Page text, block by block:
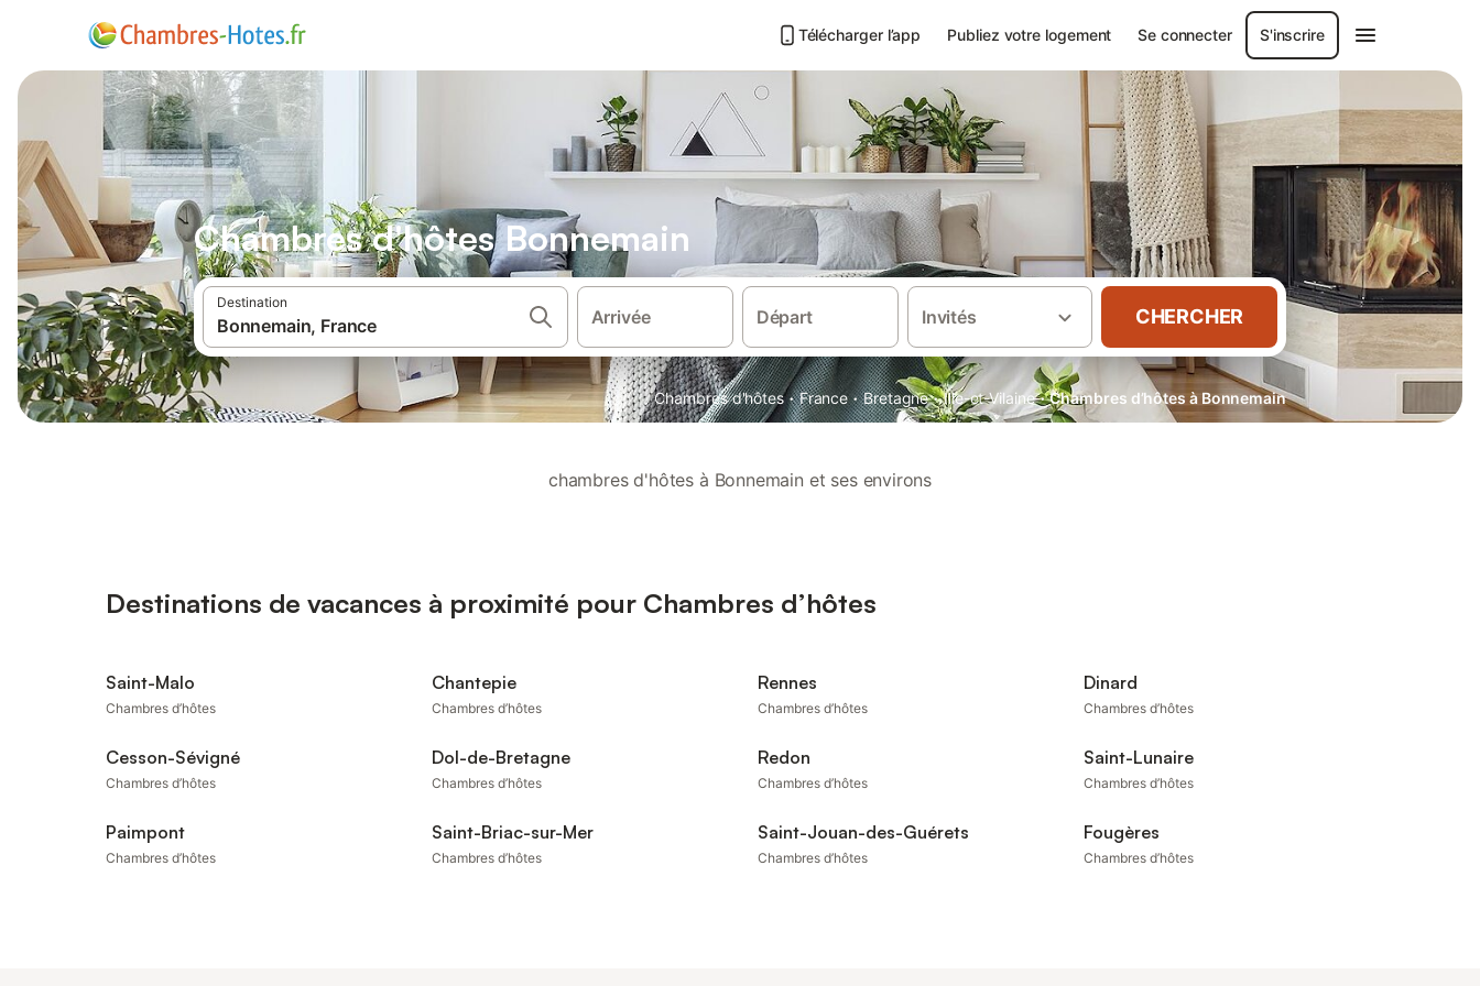
Télécharger l’app Publiez votre logement Se connecter S'inscrire
Chambres d'hôtes Bonnemain
Destination
Arrivée Départ Invités CHERCHER
Chambres d'hôtes · France · Bretagne · Ille-et-Vilaine · Chambres d’hôtes à Bonnemain
chambres d'hôtes à Bonnemain et ses environs
Destinations de vacances à proximité pour Chambres d’hôtes
Saint-Malo
Chambres d’hôtes
Chantepie
Chambres d’hôtes
Rennes
Chambres d’hôtes
Dinard
Chambres d’hôtes
Cesson-Sévigné
Chambres d’hôtes
Dol-de-Bretagne
Chambres d’hôtes
Redon
Chambres d’hôtes
Saint-Lunaire
Chambres d’hôtes
Paimpont
Chambres d’hôtes
Saint-Briac-sur-Mer
Chambres d’hôtes
Saint-Jouan-des-Guérets
Chambres d’hôtes
Fougères
Chambres d’hôtes